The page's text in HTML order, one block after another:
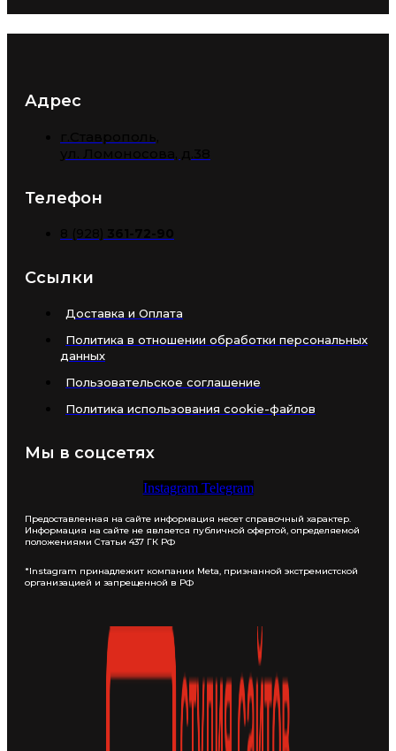
Адрес
Телефон
Ссылки
Доставка и Оплата
Политика в отношении обработки персональных
данных
Пользовательское соглашение
Политика использования cookie-файлов
Мы в соцсетях
Instagram Telegram
Предоставленная на сайте информация несет справочный характер.
Информация на сайте не является публичной офертой, определяемой
положениями Статьи 437 ГК РФ
*Instagram принадлежит компании Meta, признанной экстремистской
организацией и запрещенной в РФ